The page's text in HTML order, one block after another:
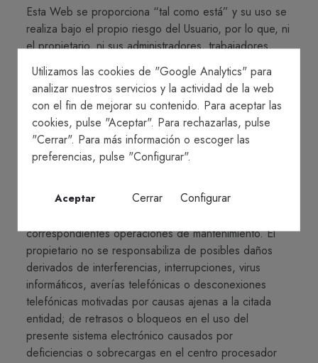
Esta Web se proporciona “tal como está” y su uso se
realiza bajo el propio riesgo del Usuario, por lo que, ni
el propietario, ni sus administradores, trabajadores,
proveedores o colaboradores serán responsables por
los daños, de cualquier naturaleza, directos o no, que
deriven del uso de la Web, excluyendo expresamente
el propietario, en toda la medida prevista por la Ley,
cualquier tipo de garantías, ya sean expresas o
implícitas. El propietario no garantiza la disponibilidad
y accesibilidad de la Web, si bien realizará todos los
ocasiones, podrán producirse interrupciones por el
correspondientes operaciones de mantenimiento. El
propietario no se responsabiliza de posibles daños
derivados de interferencias, interrupciones, virus
informáticos, averías telefónicas o desconexiones
telefónicas motivadas por causas ajenas a la citada
entidad; de retrasos o bloqueos en el uso del
presente sistema electrónico causados por
deficiencias o sobrecargas en el centro procesador
Utilizamos las cookies de "Google Analytics" para
analizar nuestros servicios y la actividad de la web
con el fin de mejorar su contenido. Para aceptar las
cookies, pulse "Aceptar". Para rechazarlas, pulse
"Cerrar". Para más información o escoger las
preferencias, pulse "Configurar".
Aceptar Cerrar Configurar